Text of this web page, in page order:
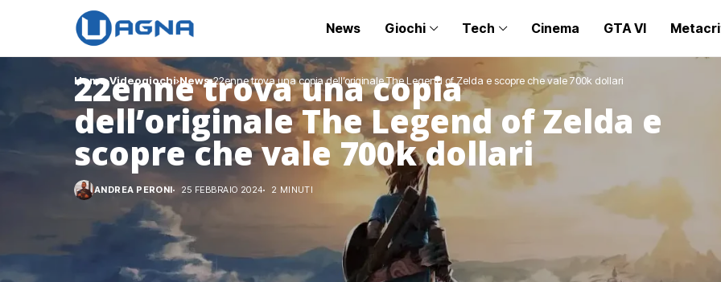
News Giochi Tech Cinema GTA VI
Home Videogiochi News 22enne trova una copia dell’originale The Legend of Zelda e scopre che vale 700k dollari
22enne trova una copia
dell’originale The Legend of Zelda e
scopre che vale 700k dollari
ANDREA PERONI 25 FEBBRAIO 2024 2 MINUTI